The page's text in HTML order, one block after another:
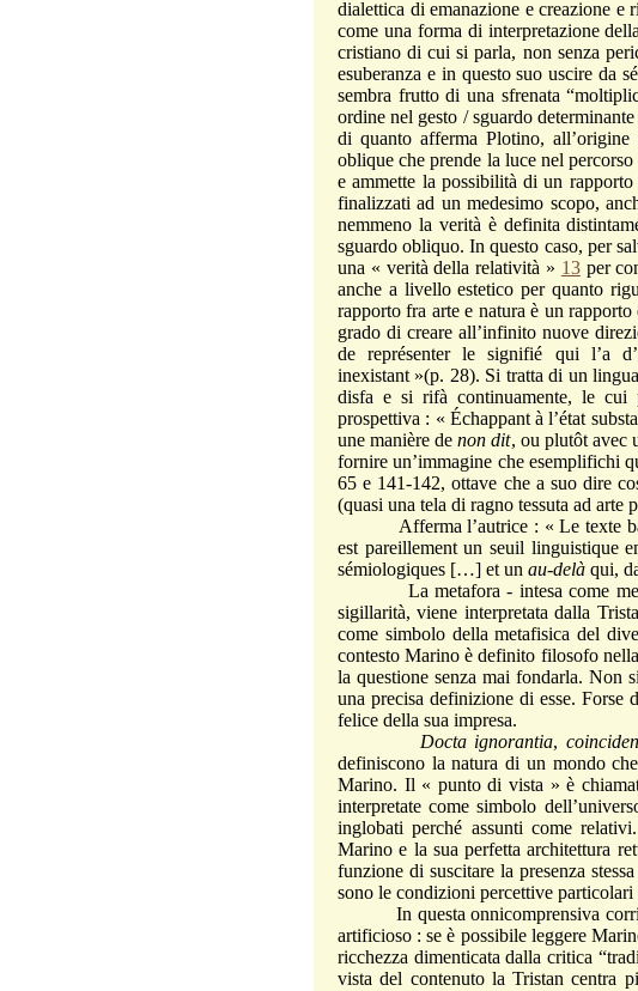
dialettica di emanazione e creazione e
come una forma di interpretazione
cristiano di cui si parla, non senza
esuberanza e in questo suo uscire da
sembra frutto di una sfrenata
ordine nel gesto / sguardo
di quanto afferma Plotino,
oblique che prende la luce nel
e ammette la possibilità di un
finalizzati ad un medesimo scopo,
nemmeno la verità è definita
sguardo obliquo. In questo caso, per
una « verità della relatività » 13per
anche a livello estetico per quanto
rapporto fra arte e natura è un
grado di creare all’infinito nuove
de représenter le signifié qui l’a
inexistant »(p. 28). Si tratta di un
disfa e si rifà continuamente, le cui
prospettiva : « Échappant à l’état
une manière denon dit, ou plutôt avec
fornire un’immagine che esemplifichi
65 e 141-142, ottave che a suo dire
(quasi una tela di ragno tessuta ad
Afferma l’autrice : « Le texte
est pareillement un seuil linguistique
sémiologiques […] et un au-delà qui,
La metafora - intesa come
sigillarità, viene interpretata dalla
come simbolo della metafisica del
contesto Marino è definito filosofo
la questione senza mai fondarla. Non
una precisa definizione di esse. Forse
felice della sua impresa.
Docta ignorantia,
definiscono la natura di un mondo
Marino. Il « punto di vista » è
interpretate come simbolo
inglobati perché assunti come
Marino e la sua perfetta architettura
funzione di suscitare la presenza
sono le condizioni percettive
In questa onnicomprensiva
artificioso : se è possibile leggere
ricchezza dimenticata dalla critica
vista del contenuto la Tristan centra